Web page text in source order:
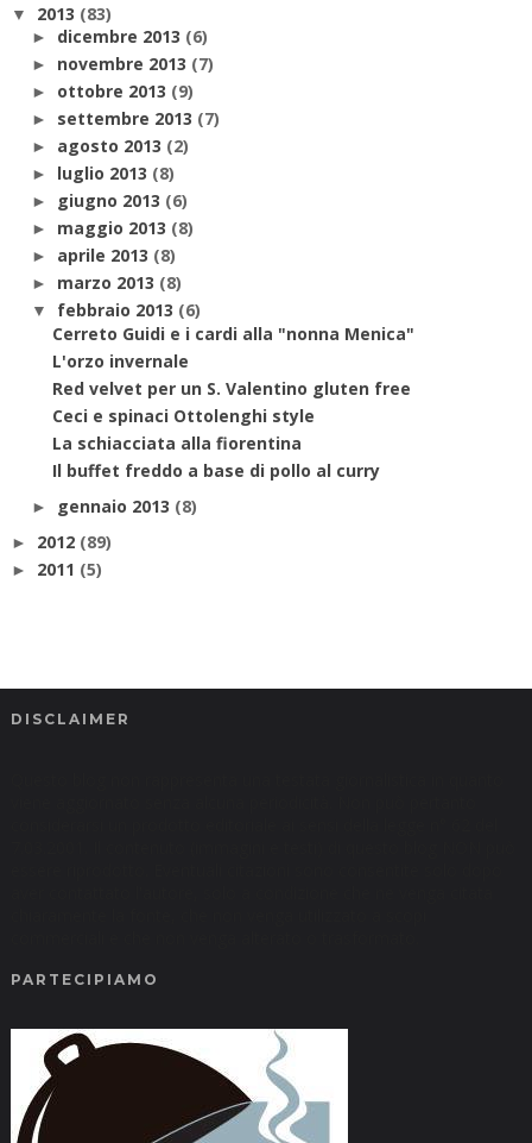
▼ 2013 (83)
► dicembre 2013 (6)
► novembre 2013 (7)
► ottobre 2013 (9)
► settembre 2013 (7)
► agosto 2013 (2)
► luglio 2013 (8)
► giugno 2013 (6)
► maggio 2013 (8)
► aprile 2013 (8)
► marzo 2013 (8)
▼ febbraio 2013 (6)
Cerreto Guidi e i cardi alla "nonna Menica"
L'orzo invernale
Red velvet per un S. Valentino gluten free
Ceci e spinaci Ottolenghi style
La schiacciata alla fiorentina
Il buffet freddo a base di pollo al curry
► gennaio 2013 (8)
► 2012 (89)
► 2011 (5)
DISCLAIMER
PARTECIPIAMO